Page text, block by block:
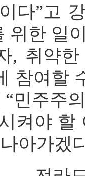
다”고
위한 일
, 취약
참여할
민주주
켜야 할
아가겠